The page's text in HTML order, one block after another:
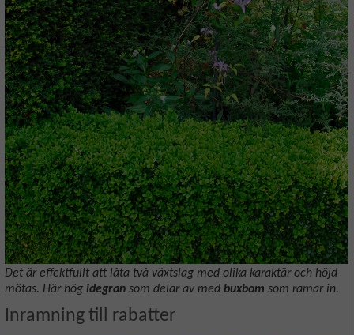
Det är effektfullt att låta två växtslag med olika karaktär och höjd
mötas. Här hög idegran som delar av med buxbom som ramar in.
Inramning till rabatter